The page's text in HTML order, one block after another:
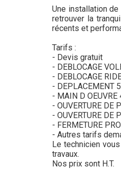
Une installation
retrouver la
récents et
Tarifs :
- Devis gratuit
- DEBLOCAGE
- DEBLOCAGE
- DEPLACEMENT
- MAIN D OEUVRE
- OUVERTURE DE
- OUVERTURE DE
- FERMETURE
- Autres tarifs
Le technicien
travaux.
Nos prix sont H.T.